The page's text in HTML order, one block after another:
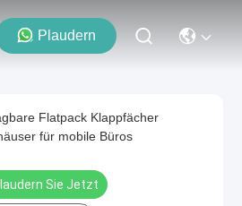
Plaudern
Flatpack Klappfächer
für mobile Büros
Sie Jetzt